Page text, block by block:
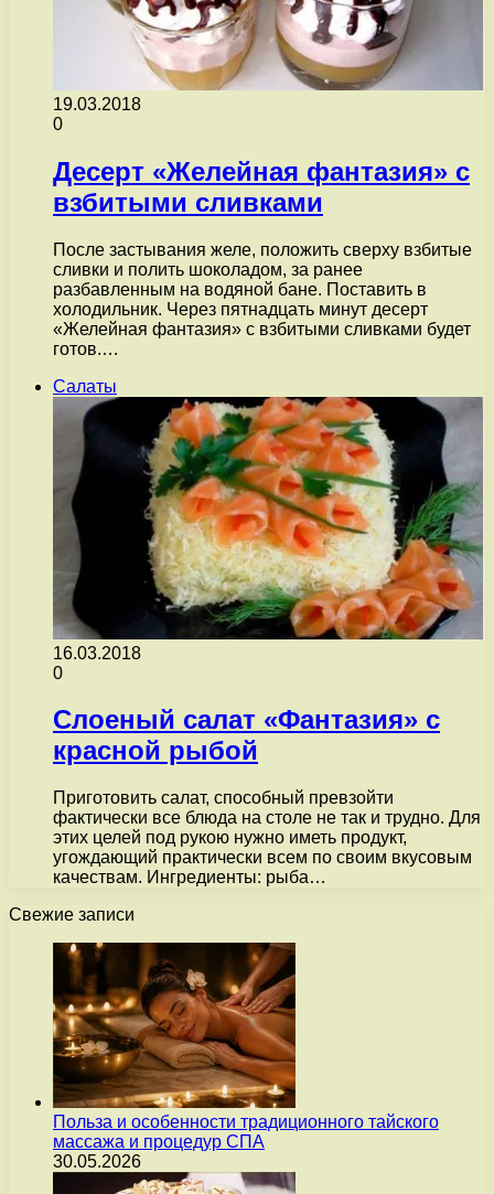
19.03.2018
0
Десерт «Желейная фантазия» с
взбитыми сливками
После застывания желе, положить сверху взбитые
сливки и полить шоколадом, за ранее
разбавленным на водяной бане. Поставить в
холодильник. Через пятнадцать минут десерт
«Желейная фантазия» с взбитыми сливками будет
готов.…
Салаты
16.03.2018
0
Слоеный салат «Фантазия» с
красной рыбой
Приготовить салат, способный превзойти
фактически все блюда на столе не так и трудно. Для
этих целей под рукою нужно иметь продукт,
угождающий практически всем по своим вкусовым
качествам. Ингредиенты: рыба…
Свежие записи
Польза и особенности традиционного тайского
массажа и процедур СПА
30.05.2026